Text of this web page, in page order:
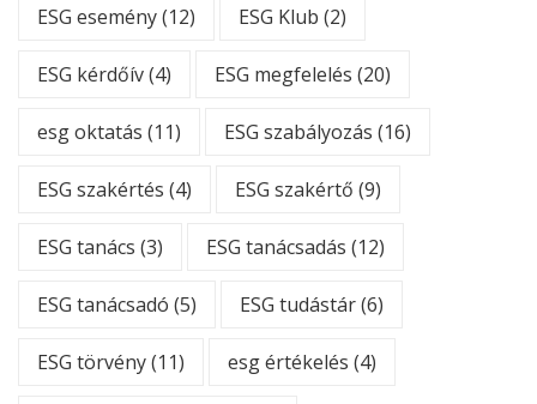
ESG esemény(12) ESG Klub (2)
ESG kérdőív(4) ESG megfelelés (20)
esg oktatás (11) ESG szabályozás (16)
ESG szakértés (4) ESG szakértő (9)
ESG tanács (3) ESG tanácsadás (12)
ESG tanácsadó (5) ESG tudástár(6)
ESG törvény(11) esg értékelés (4)